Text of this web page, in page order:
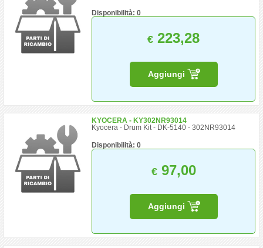
Disponibilità: 0
€ 223,28
Aggiungi
KYOCERA - KY302NR93014
Kyocera - Drum Kit - DK-5140 - 302NR93014
Disponibilità: 0
€97,00
Aggiungi